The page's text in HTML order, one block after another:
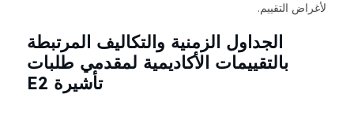
لأغراض التقييم.
الجداول الزمنية والتكاليف المرتبطة
بالتقييمات الأكاديمية لمقدمي طلبات
تأشيرة E2